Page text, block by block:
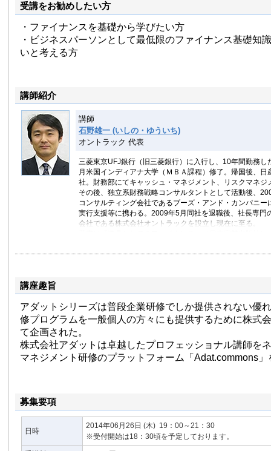
受講をお勧めしたい方
・ファイナンスを基礎から学びたい方
・ビジネスパーソンとして最低限のファイナンス基礎知
いと考える方
講師紹介
講師
石野雄一 (いしの・ゆういち)
オントラック 代表
三菱東京UFJ銀行（旧三菱銀行）に入行し、10年間勤務し
月米国インディアナ大学（ＭＢＡ課程）修了。帰国後、日
社。財務部にてキャッシュ・マネジメント、リスクマネジ
その後、独立系財務戦略コンサルタントとして活動後、
コンサルティング会社であるブーズ・アンド・カンパニー
実行支援等に携わる。2009年5月同社を退職後、社長専門
会社である株式会社オントラックを設立し現在に至る。
講座趣旨
アダットシリーズは普段企業研修でしか提供されない優
修プログラムを一般個人の方々にも提供するために株式
て企画された。
株式会社アダットは卓越したプロフェッショナル講師を
マネジメント研修のプラットフォーム「Adat.commons」
募集要項
日時
2014年06月26日 (木) 19：00～21：30
※受付開始は18：30頃を予定しております。